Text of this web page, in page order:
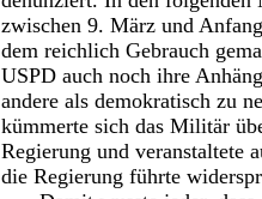
zwischen 9. März und
dem reichlich Gebrauch
USPD auch noch ihre
andere als demokratisch zu
kümmerte sich das Militär
Regierung und veranstaltete
die Regierung führte